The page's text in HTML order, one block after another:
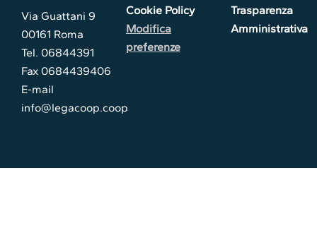
Via Guattani 9
00161 Roma
Tel. 06844391
Fax 0684439406
E-mail
info@legacoop.coop
Cookie Policy
Modifica
preferenze
Trasparenza
Amministrativa